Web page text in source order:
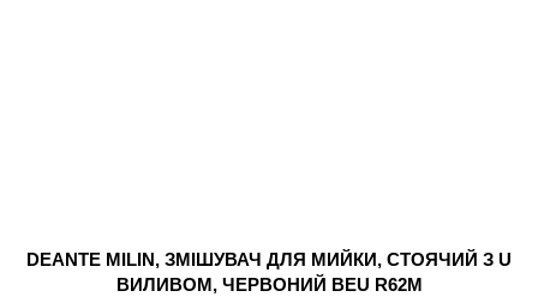
DEANTE MILIN, ЗМІШУВАЧ ДЛЯ МИЙКИ, СТОЯЧИЙ З U
ВИЛИВОМ, ЧЕРВОНИЙ BEU R62M